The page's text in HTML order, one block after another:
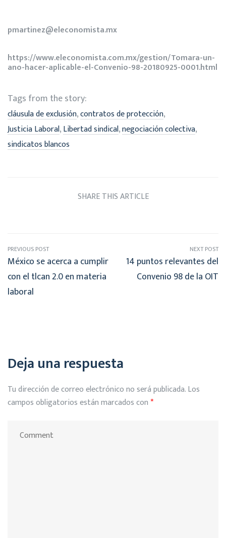
pmartinez@eleconomista.mx
https://www.eleconomista.com.mx/gestion/Tomara-un-
ano-hacer-aplicable-el-Convenio-98-20180925-0001.html
Tags from the story:
cláusula de exclusión,contratos de protección,
Justicia Laboral,Libertad sindical,negociación colectiva,
sindicatos blancos
SHARE THIS ARTICLE
PREVIOUS POST
México se acerca a cumplir
con el tlcan 2.0 en materia
laboral
NEXT POST
14 puntos relevantes del
Convenio 98 de la OIT
Deja una respuesta
Tu dirección de correo electrónico no será publicada.Los
campos obligatorios están marcados con*